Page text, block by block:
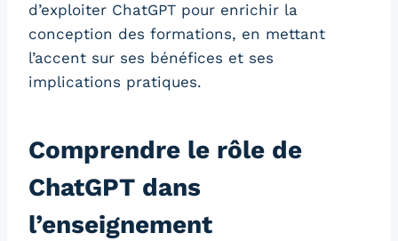
d’exploiter ChatGPT pour enrichir la
conception des formations, en mettant
l’accent sur ses bénéfices et ses
implications pratiques.
Comprendre le rôle de
ChatGPT dans
l’enseignement